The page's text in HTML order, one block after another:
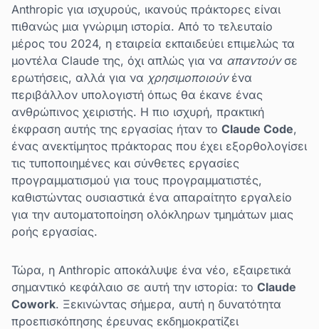
Anthropic για ισχυρούς, ικανούς πράκτορες είναι
πιθανώς μια γνώριμη ιστορία. Από το τελευταίο
μέρος του 2024, η εταιρεία εκπαιδεύει επιμελώς τα
μοντέλα Claude της, όχι απλώς για να απαντούνσε
ερωτήσεις, αλλά για να χρησιμοποιούνένα
περιβάλλον υπολογιστή όπως θα έκανε ένας
ανθρώπινος χειριστής. Η πιο ισχυρή, πρακτική
έκφραση αυτής της εργασίας ήταν το Claude Code,
ένας ανεκτίμητος πράκτορας που έχει εξορθολογίσει
τις τυποποιημένες και σύνθετες εργασίες
προγραμματισμού για τους προγραμματιστές,
καθιστώντας ουσιαστικά ένα απαραίτητο εργαλείο
για την αυτοματοποίηση ολόκληρων τμημάτων μιας
ροής εργασίας.
Τώρα, η Anthropic αποκάλυψε ένα νέο, εξαιρετικά
σημαντικό κεφάλαιο σε αυτή την ιστορία: το Claude
Cowork. Ξεκινώντας σήμερα, αυτή η δυνατότητα
προεπισκόπησης έρευνας εκδημοκρατίζει